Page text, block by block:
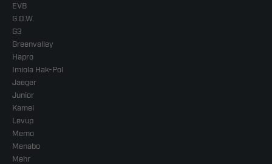
EVB
G.D.W.
G3
Greenvalley
Hapro
Imiola Hak-Pol
Jaeger
Junior
Kamei
Levup
Memo
Menabo
Mehr